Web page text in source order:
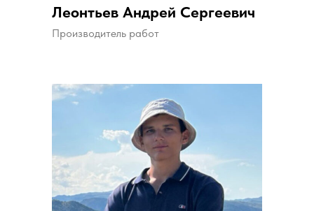
Леонтьев Андрей Сергеевич
Производитель работ